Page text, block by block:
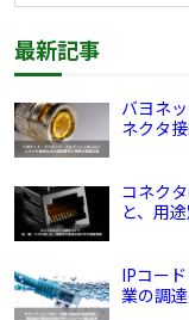
最新記事
バヨネ
ネクタ
コネク
と、用
IPコー
業の調